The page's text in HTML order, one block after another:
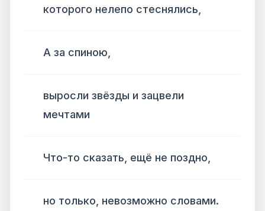
которого нелепо стеснялись,
А за спиною,
выросли звёзды и зацвели
мечтами
Что-то сказать, ещё не поздно,
но только, невозможно словами.